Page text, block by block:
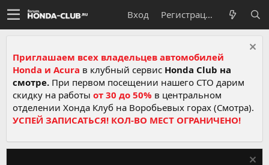
Вход Регистрация
Приглашаем всех владельцев автомобилей
Honda и Acura в клубный сервис Honda Club на
смотре. При первом посещении нашего СТО дарим
скидку на работы от 30 до 50% в центральном
отделении Хонда Клуб на Воробьевых горах (Смотра).
УСПЕЙ ЗАПИСАТЬСЯ! КОЛ-ВО МЕСТ ОГРАНИЧЕНО!